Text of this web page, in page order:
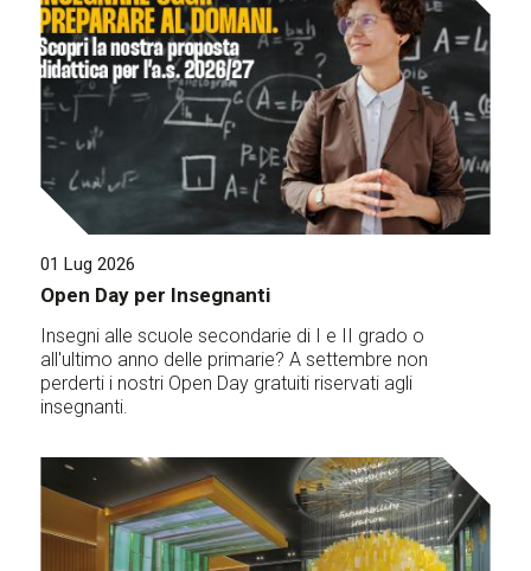
01 Lug 2026
Open Day per Insegnanti
Insegni alle scuole secondarie di I e II grado o
all'ultimo anno delle primarie? A settembre non
perderti i nostri Open Day gratuiti riservati agli
insegnanti.